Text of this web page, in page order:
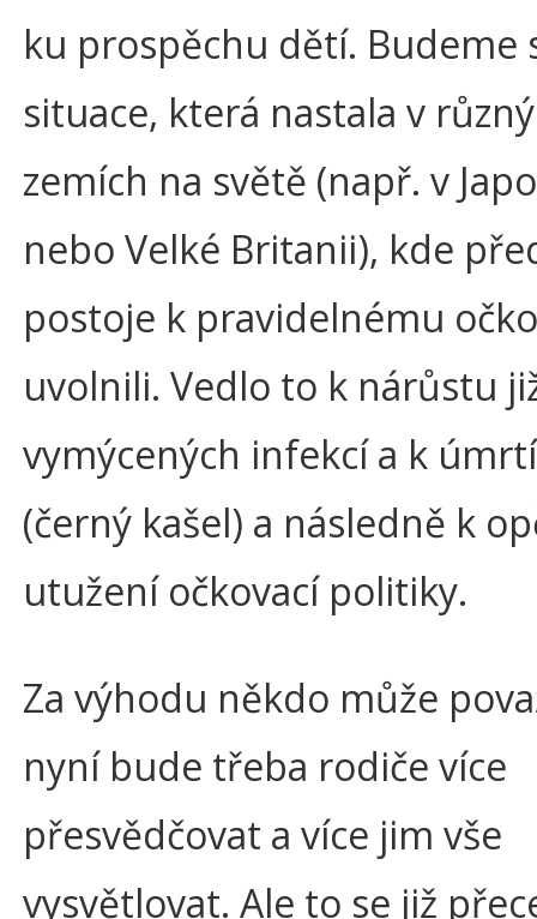
ku prospěchu dětí. Budeme
situace, která nastala v
zemích na světě (např. v
nebo Velké Britanii), kde
postoje k pravidelnému
uvolnili. Vedlo to k nárůstu
vymýcených infekcí a k
(černý kašel) a následně k
utužení očkovací politiky.
Za výhodu někdo může
nyní bude třeba rodiče více
přesvědčovat a více jim vše
vysvětlovat. Ale to se již